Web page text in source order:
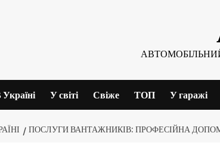
У світі Свіже ТОП У гаражі
ПОСЛУГИ ВАНТАЖНИКІВ: ПРОФЕСІЙНА